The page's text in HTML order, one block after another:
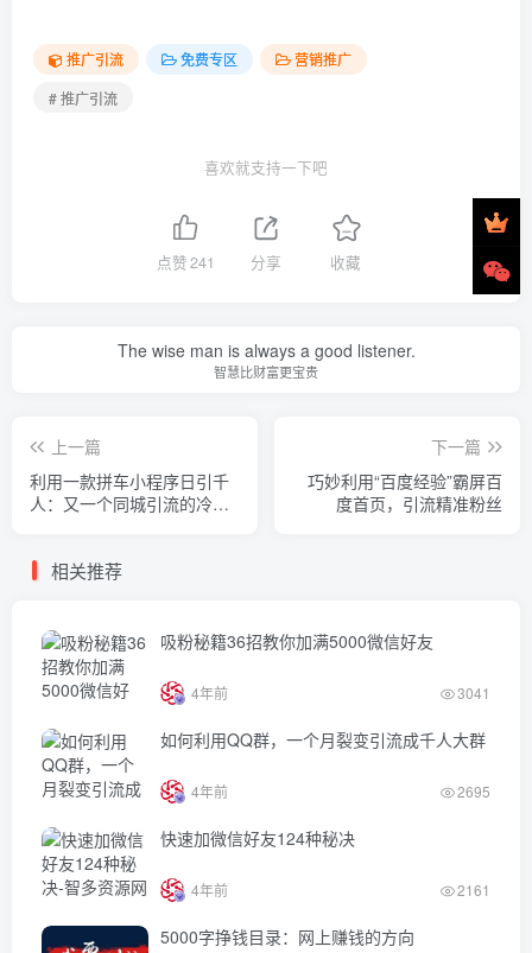
推广引流 免费专区
营销推广
# 推广引流
喜欢就支持一下吧
点赞241 分享 收藏
The wise man is always a good listener.
智慧比财富更宝贵
上一篇
利用一款拼车小程序日引千
人：又一个同城引流的冷门
下一篇
巧妙利用“百度经验”霸屏百
度首页，引流精准粉丝
相关推荐
吸粉秘籍36招教你加满5000微信好友
4年前 3041
如何利用QQ群，一个月裂变引流成千人大群
4年前 2695
快速加微信好友124种秘决
4年前 2161
5000字挣钱目录：网上赚钱的方向